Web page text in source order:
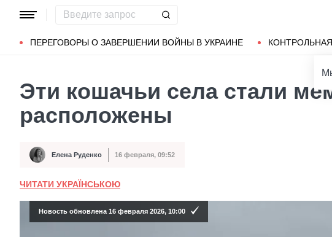
ПЕРЕГОВОРЫ О ЗАВЕРШЕНИИ ВОЙНЫ В УКРАИНЕ
Популярные запросы Мариуполь
Эти кошачьи села стали
расположены
Автор Елена Руденко
Дата публикации 16 февраля, 09:52
ЧИТАТИ УКРАЇНСЬКОЮ
Новость обновлена 16 февраля 2026, 10:00